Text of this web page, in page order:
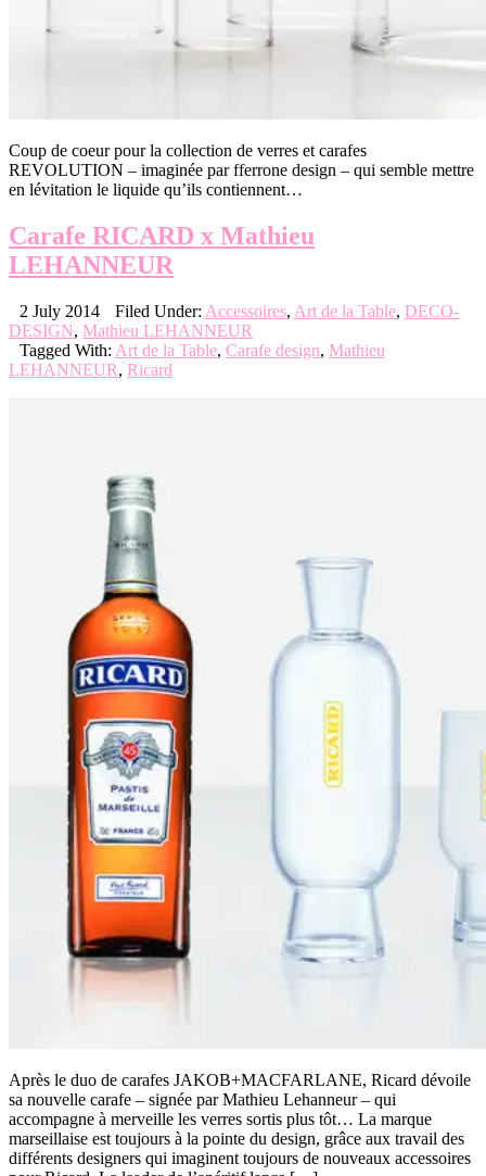
Coup de coeur pour la collection de verres et carafes
REVOLUTION – imaginée par fferrone design – qui semble mettre
en lévitation le liquide qu’ils contiennent…
Carafe RICARD x Mathieu
LEHANNEUR
2 July 2014 Filed Under: Accessoires, Art de la Table, DECO-
DESIGN, Mathieu LEHANNEUR
Tagged With: Art de la Table, Carafe design, Mathieu
LEHANNEUR, Ricard
Après le duo de carafes JAKOB+MACFARLANE, Ricard dévoile
sa nouvelle carafe – signée par Mathieu Lehanneur – qui
accompagne à merveille les verres sortis plus tôt… La marque
marseillaise est toujours à la pointe du design, grâce aux travail des
différents designers qui imaginent toujours de nouveaux accessoires